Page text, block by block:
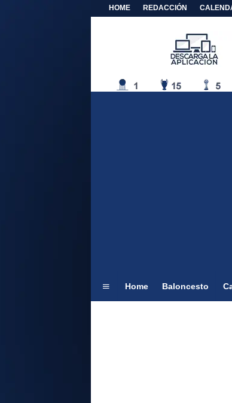
HOME REDACCIÓN
Home Baloncesto